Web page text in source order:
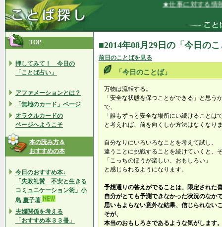
★仕事に対する情熱
TOP
押してみて！ 今日の
「ことば占い」
アファメーションとは？
「無地のカード」ページ
オラクルカードの
ページへようこそ
本の読み方＆
おすすめの本
今日のおすすめ本↓
「失敗礼賛 不安と生きる
コミュニケーション術」小
島 慶子著
夫婦関係を考える
「おすすめ本３３冊」
■2014年08月29日の「今日の
前日のことばを見る
「今日のことば」
万物は流転する。
「安全な状態を保つことができる」と思う
で、
「誰もずっと安全な場所にい続けることは
と考えれば、前を向くしか方法はなくなり
自分なりにいろいろなことを考えて試し、
違うことに挑戦することを続けていくと、
「こっちのほうが楽しい、おもしろい」
と感じられるようになります。
予想通りの答えがでることは、限定された
自分がとても予測できなかった状況のなか
思いもよらない意外な結果、信じられない
そが、
本当のおもしろさであるような気がします